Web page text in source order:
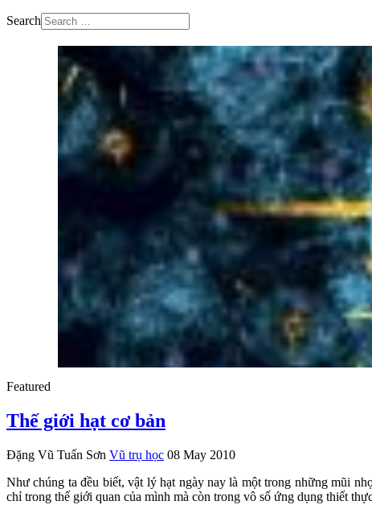
Search
Featured
Thế giới hạt cơ bản
Đặng Vũ Tuấn Sơn Vũ trụ học 08 May 2010
Như chúng ta đều biết, vật lý hạt ngày nay là một trong những mũi
chỉ trong thế giới quan của mình mà còn trong vô số ứng dụng thiết